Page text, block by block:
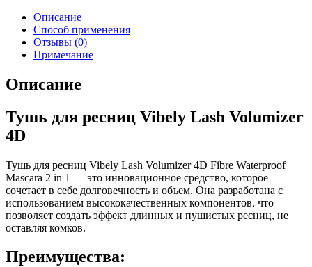
Описание
Способ применения
Отзывы (0)
Примечание
Описание
Тушь для ресниц Vibely Lash Volumizer
4D
Тушь для ресниц Vibely Lash Volumizer 4D Fibre Waterproof
Mascara 2 in 1 — это инновационное средство, которое
сочетает в себе долговечность и объем. Она разработана с
использованием высококачественных компонентов, что
позволяет создать эффект длинных и пушистых ресниц, не
оставляя комков.
Преимущества: